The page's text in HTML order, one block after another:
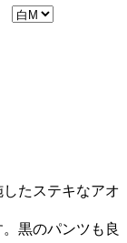
たステキなアオ
黒のパンツも良